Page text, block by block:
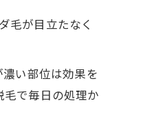
毛が目立たなく
い部位は効果を
で毎日の処理か